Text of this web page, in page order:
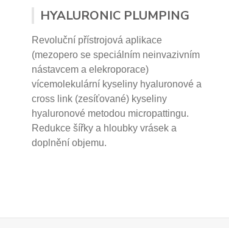
HYALURONIC PLUMPING
Revoluční přístrojová aplikace
(mezopero se speciálním neinvazivním
nástavcem a elekroporace)
vícemolekulární kyseliny hyaluronové a
cross link (zesíťované) kyseliny
hyaluronové metodou micropattingu.
Redukce šířky a hloubky vrásek a
doplnění objemu.